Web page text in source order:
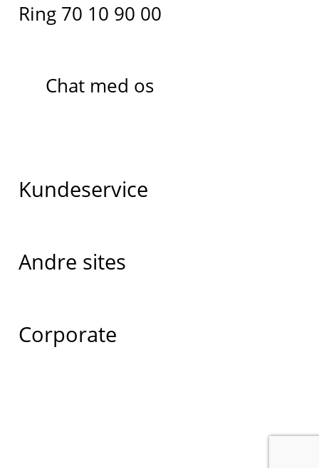
Ring 70 10 90 00
Chat med os
Kundeservice
Andre sites
Corporate